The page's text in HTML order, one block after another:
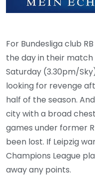
For Bundesliga club
the day in their match
Saturday (3.30pm/
looking for revenge
half of the season.
city with a broad
games under former
been lost. If Leipzig
Champions League
away any points.